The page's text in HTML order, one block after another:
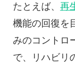
たとえば、 再
機能の回復を
みのコントロ
で、リハビリ